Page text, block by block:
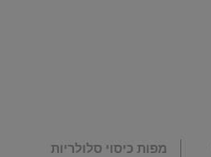
מפות כיסוי סלולריות